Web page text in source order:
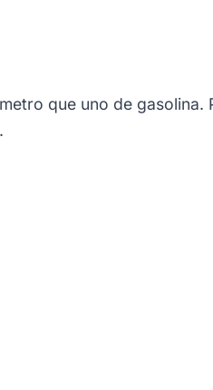
que uno de gasolina.